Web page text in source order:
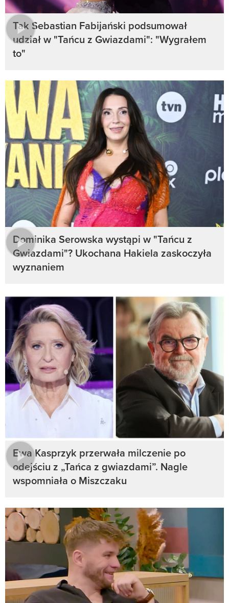
Tak Sebastian Fabijański podsumował
udział w "Tańcu z Gwiazdami": "Wygrałem
to"
Dominika Serowska wystąpi w "Tańcu z
Gwiazdami"? Ukochana Hakiela zaskoczyła
wyznaniem
Ewa Kasprzyk przerwała milczenie po
odejściu z „Tańca z gwiazdami”. Nagle
wspomniała o Miszczaku